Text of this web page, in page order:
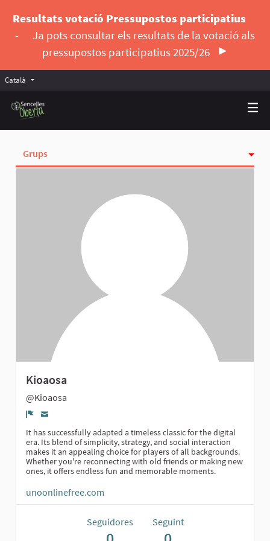
Resultats votació Pressupostos participatius
-
Ja pots consultar els resultats de la votació als
pressupostos participatius 2025/26
Català Triar la llengua
Grups
Kioaosa
@Kioaosa
Denúncia
It has successfully adapted a timeless classic for the digital
era. Its blend of simplicity, strategy, and social interaction
makes it an appealing choice for players of all backgrounds.
Whether you're reconnecting with old friends or making new
ones, it offers endless fun and memorable moments.
unoonlinefree.com
Seguidores Seguint